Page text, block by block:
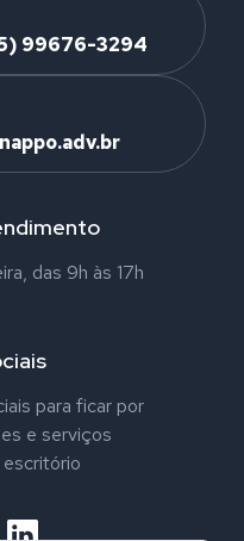
99676-3294
das 9h às 17h
para ficar por
e serviços